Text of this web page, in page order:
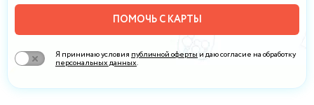
ПОМОЧЬ С КАРТЫ
Я принимаю условия публичной оферты и даю согласие на обработку
персональных данных.